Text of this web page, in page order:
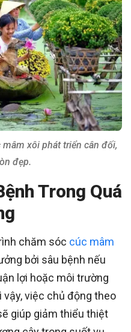
xôi phát triển cân đối,
đẹp.
Trong Quá
chăm sóc cúc mâm
bởi sâu bệnh nếu
lợi hoặc môi trường
việc chủ động theo
giúp giảm thiểu thiệt